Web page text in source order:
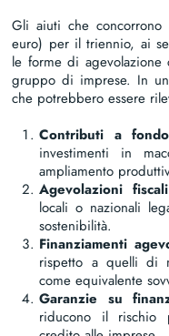
Gli aiuti che
euro) per il triennio, ai
le forme di agevolazione
gruppo di imprese. In
che potrebbero essere
Contributi a
investimenti in
ampliamento
Agevolazioni fiscali
locali o nazionali
sostenibilità.
Finanziamenti
rispetto a quelli di
come equivalente
Garanzie su
riducono il rischio